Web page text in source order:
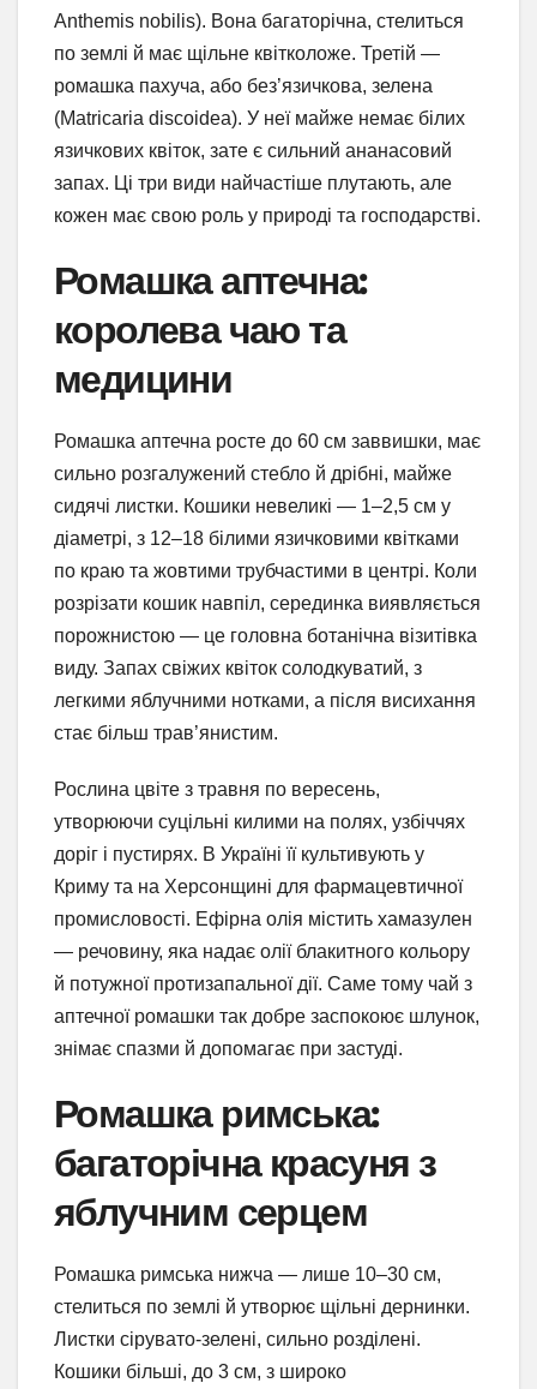
Anthemis nobilis). Вона багаторічна, стелиться
по землі й має щільне квітколоже. Третій —
ромашка пахуча, або без’язичкова, зелена
(Matricaria discoidea). У неї майже немає білих
язичкових квіток, зате є сильний ананасовий
запах. Ці три види найчастіше плутають, але
кожен має свою роль у природі та господарстві.
Ромашка аптечна:
королева чаю та
медицини
Ромашка аптечна росте до 60 см заввишки, має
сильно розгалужений стебло й дрібні, майже
сидячі листки. Кошики невеликі — 1–2,5 см у
діаметрі, з 12–18 білими язичковими квітками
по краю та жовтими трубчастими в центрі. Коли
розрізати кошик навпіл, серединка виявляється
порожнистою — це головна ботанічна візитівка
виду. Запах свіжих квіток солодкуватий, з
легкими яблучними нотками, а після висихання
стає більш трав’янистим.
Рослина цвіте з травня по вересень,
утворюючи суцільні килими на полях, узбіччях
доріг і пустирях. В Україні її культивують у
Криму та на Херсонщині для фармацевтичної
промисловості. Ефірна олія містить хамазулен
— речовину, яка надає олії блакитного кольору
й потужної протизапальної дії. Саме тому чай з
аптечної ромашки так добре заспокоює шлунок,
знімає спазми й допомагає при застуді.
Ромашка римська:
багаторічна красуня з
яблучним серцем
Ромашка римська нижча — лише 10–30 см,
стелиться по землі й утворює щільні дернинки.
Листки сірувато-зелені, сильно розділені.
Кошики більші, до 3 см, з широко